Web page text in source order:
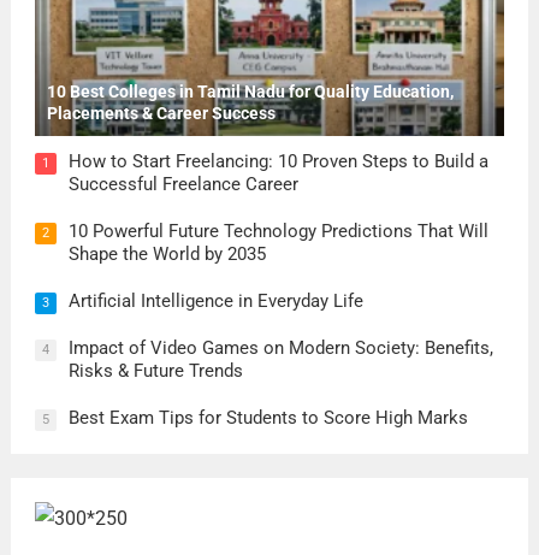
10 Best Colleges in Tamil Nadu for Quality Education,
Placements & Career Success
1
How to Start Freelancing: 10 Proven Steps to Build a
Successful Freelance Career
2
10 Powerful Future Technology Predictions That Will
Shape the World by 2035
3 Artificial Intelligence in Everyday Life
4
Impact of Video Games on Modern Society: Benefits,
Risks & Future Trends
5 Best Exam Tips for Students to Score High Marks